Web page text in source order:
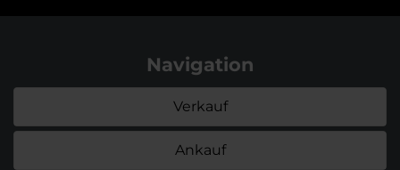
Navigation
Verkauf
Ankauf